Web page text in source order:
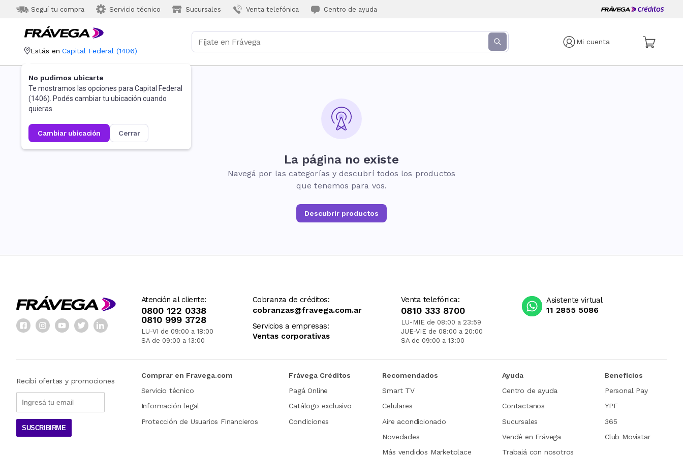
Seguí tu compra Servicio técnico Sucursales Venta telefónica Centro de ayuda
Mi cuenta
Estás en Capital Federal (1406)
No pudimos ubicarte
Te mostramos las opciones para Capital Federal
(1406). Podés cambiar tu ubicación cuando
quieras.
cambiar ubicación cerrar
La página no existe
Navegá por las categorías y descubrí todos los productos
que tenemos para vos.
Descubrir productos
Atención al cliente:
0800 122 0338
0810 999 3728
LU-VI de 09:00 a 18:00
SA de 09:00 a 13:00
Cobranza de créditos:
cobranzas@fravega.com.ar
Servicios a empresas:
Ventas corporativas
Venta telefónica:
0810 333 8700
LU-MIE de 08:00 a 23:59
JUE-VIE de 08:00 a 20:00
SA de 09:00 a 13:00
Asistente virtual
11 2855 5086
Recibí ofertas y promociones
SUSCRIBIRME
Comprar en Fravega.com
Servicio técnico
Información legal
Protección de Usuarios Financieros
Frávega Créditos
Pagá Online
Catálogo exclusivo
Condiciones
Recomendados
Smart TV
Celulares
Aire acondicionado
Novedades
Más vendidos Marketplace
Ayuda
Centro de ayuda
Contactanos
Sucursales
Vendé en Frávega
Trabajá con nosotros
Beneficios
Personal Pay
YPF
365
Club Movistar